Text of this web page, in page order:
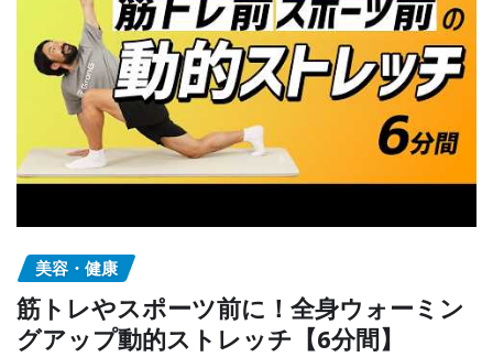
美容・健康
筋トレやスポーツ前に！全身ウォーミン
グアップ動的ストレッチ【6分間】